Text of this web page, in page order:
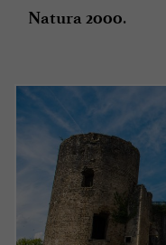
Natura 2000.